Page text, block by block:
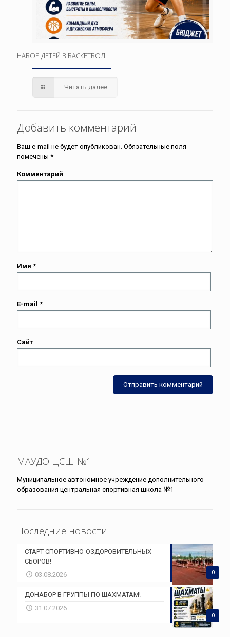
НАБОР ДЕТЕЙ В БАСКЕТБОЛ!
Читать далее
Добавить комментарий
Ваш e-mail не будет опубликован. Обязательные поля
помечены *
Комментарий
Имя *
E-mail *
Сайт
МАУДО ЦСШ №1
Муниципальное автономное учреждение дополнительного
образования центральная спортивная школа №1
Последние новости
0
СТАРТ СПОРТИВНО-ОЗДОРОВИТЕЛЬНЫХ
СБОРОВ!
03.08.2026
0
ДОНАБОР В ГРУППЫ ПО ШАХМАТАМ!
31.07.2026